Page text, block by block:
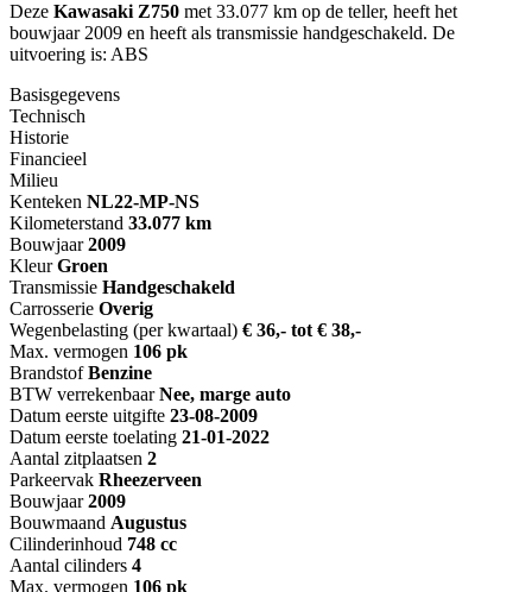
Deze Kawasaki Z750 met 33.077 km op de teller, heeft het
bouwjaar 2009 en heeft als transmissie handgeschakeld. De
uitvoering is: ABS
Basisgegevens
Technisch
Historie
Financieel
Milieu
Kenteken NL22-MP-NS
Kilometerstand 33.077 km
Bouwjaar 2009
Kleur Groen
Transmissie Handgeschakeld
Carrosserie Overig
Wegenbelasting (per kwartaal) € 36,- tot € 38,-
Max. vermogen 106 pk
Brandstof Benzine
BTW verrekenbaar Nee, marge auto
Datum eerste uitgifte 23-08-2009
Datum eerste toelating 21-01-2022
Aantal zitplaatsen 2
Parkeervak Rheezerveen
Bouwjaar 2009
Bouwmaand Augustus
Cilinderinhoud 748 cc
Aantal cilinders 4
Max. vermogen 106 pk